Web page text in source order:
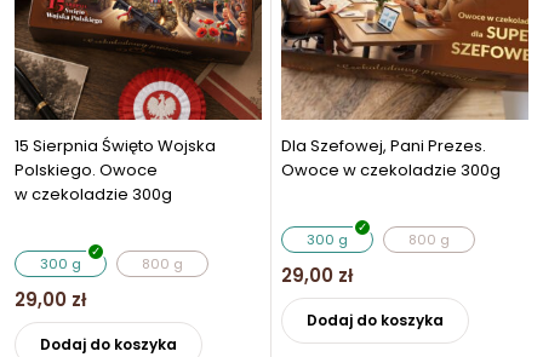
15 Sierpnia Święto Wojska
Polskiego. Owoce
w czekoladzie 300g
300 g 800 g
29,00 zł
Dodaj do koszyka
Dla Szefowej, Pani Prezes.
Owoce w czekoladzie 300g
300 g 800 g
29,00 zł
Dodaj do koszyka